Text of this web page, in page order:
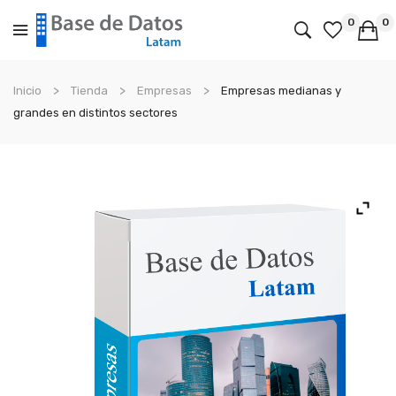
0 0
Inicio Tienda Empresas
Empresas medianas y
grandes en distintos sectores